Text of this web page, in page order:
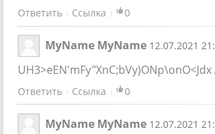
Ответить Ссылка 0
MyName MyName 12.07.2021
UH3>eEN'mFy"XnC;bVy)ONp\onO<Jdx
Ответить Ссылка 0
MyName MyName 12.07.2021